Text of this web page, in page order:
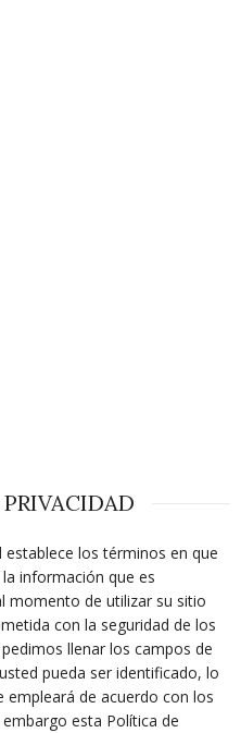
establece los términos en que
información que es
momento de utilizar su sitio
con la seguridad de los
llenar los campos de
pueda ser identificado, lo
de acuerdo con los
esta Política de